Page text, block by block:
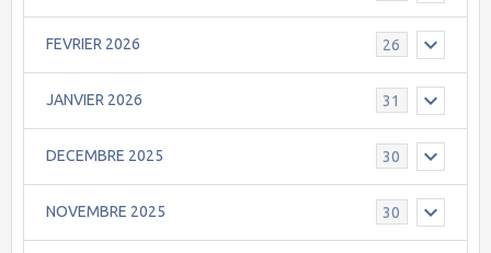
FEVRIER 2026 26
JANVIER 2026 31
DECEMBRE 2025 30
NOVEMBRE 2025 30